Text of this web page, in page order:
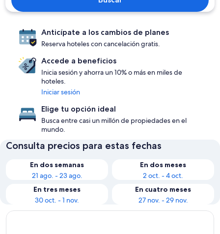
Anticípate a los cambios de planes
Reserva hoteles con cancelación gratis.
Accede a beneficios
Inicia sesión y ahorra un 10% o más en miles de
hoteles.
Iniciar sesión
Elige tu opción ideal
Busca entre casi un millón de propiedades en el
mundo.
Consulta precios para estas fechas
En dos semanas
21 ago. - 23 ago.
En dos meses
2 oct. - 4 oct.
En tres meses
30 oct. - 1 nov.
En cuatro meses
27 nov. - 29 nov.